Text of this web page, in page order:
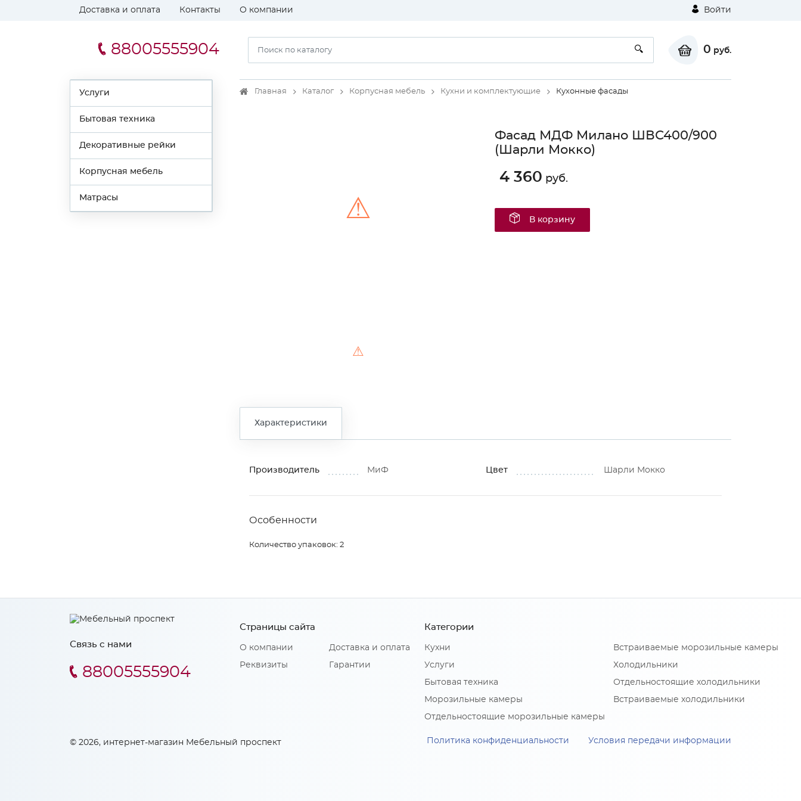
Доставка и оплата Контакты О компании Войти
88005555904 0 руб.
Услуги
Бытовая техника
Декоративные рейки
Корпусная мебель
Матрасы
Главная Каталог Корпусная мебель Кухни и комплектующие Кухонные фасады
⚠
⚠
Фасад МДФ Милано ШВС400/900
(Шарли Мокко)
4 360 руб.
В корзину
Характеристики
Производитель МиФ Цвет Шарли Мокко
Особенности
Количество упаковок: 2
Связь с нами
88005555904
Страницы сайта
О компании
Реквизиты
Доставка и оплата
Гарантии
Категории
Кухни
Услуги
Бытовая техника
Морозильные камеры
Отдельностоящие морозильные камеры
Встраиваемые морозильные камеры
Холодильники
Отдельностоящие холодильники
Встраиваемые холодильники
© 2026, интернет-магазин Мебельный проспект Политика конфиденциальности Условия передачи информации